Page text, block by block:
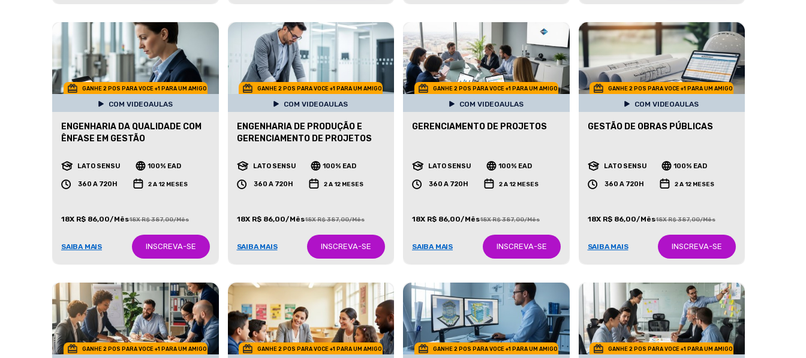
GANHE 2 POS PARA VOCE +1 PARA UM AMIGO
COM VIDEOAULAS
ENGENHARIA DA QUALIDADE COM
ÊNFASE EM GESTÃO
LATO SENSU 100% EAD
360 A 720H 2 A 12 MESES
18X R$ 86,00/Mês18X R$ 387,00/Mês
SAIBA MAIS INSCREVA-SE
GANHE 2 POS PARA VOCE +1 PARA UM AMIGO
COM VIDEOAULAS
ENGENHARIA DE PRODUÇÃO E
GERENCIAMENTO DE PROJETOS
LATO SENSU 100% EAD
360 A 720H 2 A 12 MESES
18X R$ 86,00/Mês18X R$ 387,00/Mês
SAIBA MAIS INSCREVA-SE
GANHE 2 POS PARA VOCE +1 PARA UM AMIGO
COM VIDEOAULAS
GERENCIAMENTO DE PROJETOS
LATO SENSU 100% EAD
360 A 720H 2 A 12 MESES
18X R$ 86,00/Mês18X R$ 387,00/Mês
SAIBA MAIS INSCREVA-SE
GANHE 2 POS PARA VOCE +1 PARA UM AMIGO
COM VIDEOAULAS
GESTÃO DE OBRAS PÚBLICAS
LATO SENSU 100% EAD
360 A 720H 2 A 12 MESES
18X R$ 86,00/Mês18X R$ 387,00/Mês
SAIBA MAIS INSCREVA-SE
GANHE 2 POS PARA VOCE +1 PARA UM AMIGO GANHE 2 POS PARA VOCE +1 PARA UM AMIGO GANHE 2 POS PARA VOCE +1 PARA UM AMIGO GANHE 2 POS PARA VOCE +1 PARA UM AMIGO